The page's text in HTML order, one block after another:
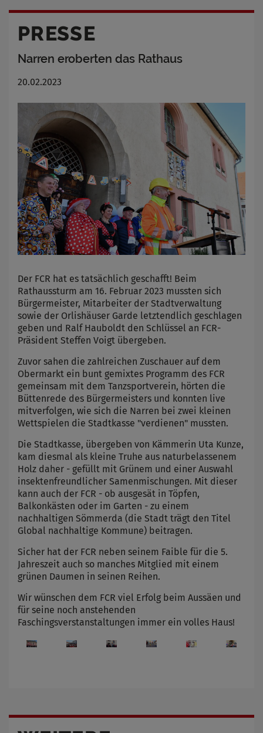
PRESSE
Narren eroberten das Rathaus
20.02.2023
Der FCR hat es tatsächlich geschafft! Beim
Rathaussturm am 16. Februar 2023 mussten sich
Bürgermeister, Mitarbeiter der Stadtverwaltung
sowie der Orlishäuser Garde letztendlich geschlagen
geben und Ralf Hauboldt den Schlüssel an FCR-
Präsident Steffen Voigt übergeben.
Zuvor sahen die zahlreichen Zuschauer auf dem
Obermarkt ein bunt gemixtes Programm des FCR
gemeinsam mit dem Tanzsportverein, hörten die
Büttenrede des Bürgermeisters und konnten live
mitverfolgen, wie sich die Narren bei zwei kleinen
Wettspielen die Stadtkasse "verdienen" mussten.
Die Stadtkasse, übergeben von Kämmerin Uta Kunze,
kam diesmal als kleine Truhe aus naturbelassenem
Holz daher - gefüllt mit Grünem und einer Auswahl
insektenfreundlicher Samenmischungen. Mit dieser
kann auch der FCR - ob ausgesät in Töpfen,
Balkonkästen oder im Garten - zu einem
nachhaltigen Sömmerda (die Stadt trägt den Titel
Global nachhaltige Kommune) beitragen.
Sicher hat der FCR neben seinem Faible für die 5.
Jahreszeit auch so manches Mitglied mit einem
grünen Daumen in seinen Reihen.
Wir wünschen dem FCR viel Erfolg beim Aussäen und
für seine noch anstehenden
Faschingsverstanstaltungen immer ein volles Haus!